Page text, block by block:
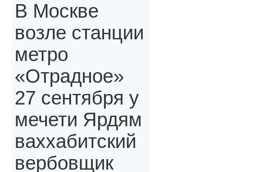
В Москве
возле станции
метро
«Отрадное»
27 сентября у
мечети Ярдям
ваххабитский
вербовщик